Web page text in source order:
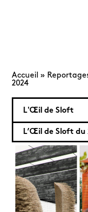
Accueil »
2024
L'Œil de Sloft
L’Œil de Sloft